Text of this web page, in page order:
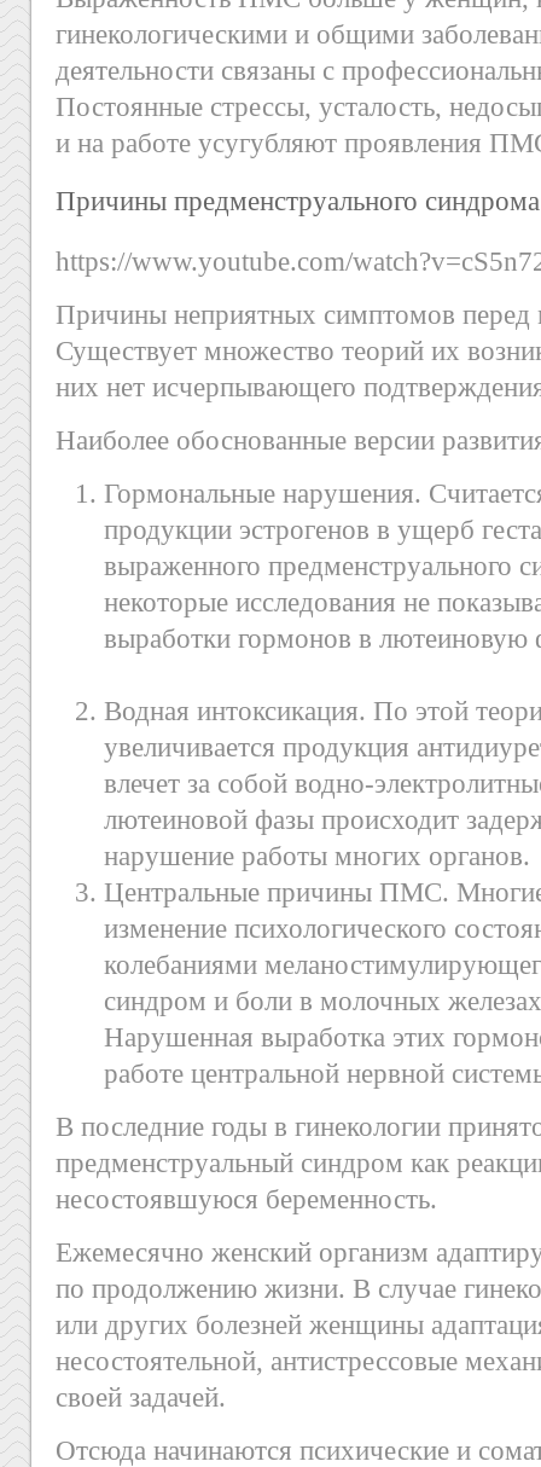
гинекологическими и общими
деятельности связаны с
Постоянные стрессы, усталость,
и на работе усугубляют проявления
Причины предменструального синдрома
https://www.youtube.com/
Причины неприятных симптомов перед
Существует множество теорий их
них нет исчерпывающего
Наиболее обоснованные версии
Гормональные нарушения.
продукции эстрогенов в ущерб
выраженного предменструального
некоторые исследования не
выработки гормонов в лютеиновую
Водная интоксикация. По этой
увеличивается продукция
влечет за собой водно-
лютеиновой фазы происходит
нарушение работы многих органов.
Центральные причины ПМС. Многие
изменение психологического
колебаниями
синдром и боли в молочных
Нарушенная выработка этих
работе центральной нервной
В последние годы в гинекологии
предменструальный синдром как
несостоявшуюся беременность.
Ежемесячно женский организм
по продолжению жизни. В случае
или других болезней женщины
несостоятельной, антистрессовые
своей задачей.
Отсюда начинаются психические и